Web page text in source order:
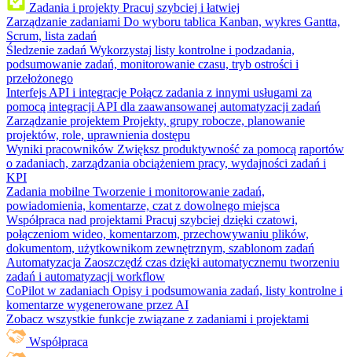
Zadania i projekty Pracuj szybciej i łatwiej
Zarządzanie zadaniami Do wyboru tablica Kanban, wykres Gantta,
Scrum, lista zadań
Śledzenie zadań Wykorzystaj listy kontrolne i podzadania,
podsumowanie zadań, monitorowanie czasu, tryb ostrości i
przełożonego
Interfejs API i integracje Połącz zadania z innymi usługami za
pomocą integracji API dla zaawansowanej automatyzacji zadań
Zarządzanie projektem Projekty, grupy robocze, planowanie
projektów, role, uprawnienia dostępu
Wyniki pracowników Zwiększ produktywność za pomocą raportów
o zadaniach, zarządzania obciążeniem pracy, wydajności zadań i
KPI
Zadania mobilne Tworzenie i monitorowanie zadań,
powiadomienia, komentarze, czat z dowolnego miejsca
Współpraca nad projektami Pracuj szybciej dzięki czatowi,
połączeniom wideo, komentarzom, przechowywaniu plików,
dokumentom, użytkownikom zewnętrznym, szablonom zadań
Automatyzacja Zaoszczędź czas dzięki automatycznemu tworzeniu
zadań i automatyzacji workflow
CoPilot w zadaniach Opisy i podsumowania zadań, listy kontrolne i
komentarze wygenerowane przez AI
Zobacz wszystkie funkcje związane z zadaniami i projektami
Współpraca